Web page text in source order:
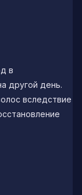
в
другой день.
вследствие